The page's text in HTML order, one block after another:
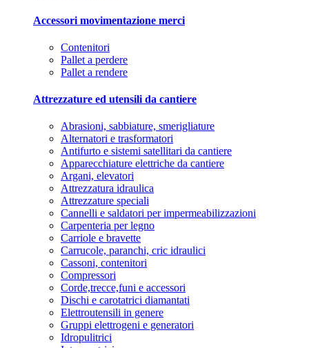
Accessori movimentazione merci
Contenitori
Pallet a perdere
Pallet a rendere
Attrezzature ed utensili da cantiere
Abrasioni, sabbiature, smerigliature
Alternatori e trasformatori
Antifurto e sistemi satellitari da cantiere
Apparecchiature elettriche da cantiere
Argani, elevatori
Attrezzatura idraulica
Attrezzature speciali
Cannelli e saldatori per impermeabilizzazioni
Carpenteria per legno
Carriole e bravette
Carrucole, paranchi, cric idraulici
Cassoni, contenitori
Compressori
Corde,trecce,funi e accessori
Dischi e carotatrici diamantati
Elettroutensili in genere
Gruppi elettrogeni e generatori
Idropulitrici